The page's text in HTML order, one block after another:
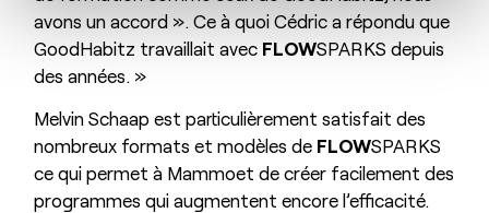
avons un accord ». Ce à quoi Cédric a répondu que
GoodHabitz travaillait avec FLOWSPARKS depuis
des années. »
Melvin Schaap est particulièrement satisfait des
nombreux formats et modèles de FLOWSPARKS
ce qui permet à Mammoet de créer facilement des
programmes qui augmentent encore l’efficacité.